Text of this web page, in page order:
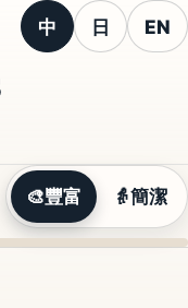
中 日 EN
🎨豐富 👵簡潔